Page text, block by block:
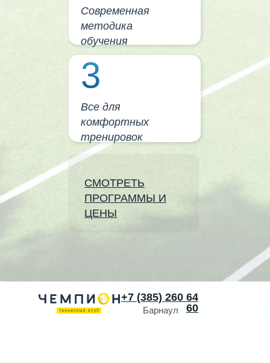
3
Современная
методика
обучения
Все для
комфортных
тренировок
СМОТРЕТЬ
ПРОГРАММЫ И
ЦЕНЫ
+7 (385) 260 64
60
Программы
Барнаул